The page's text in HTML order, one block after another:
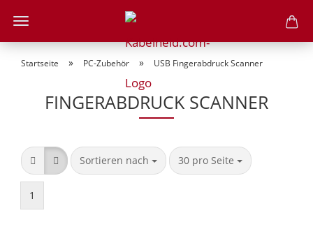
Startseite » PC-Zubehör » USB Fingerabdruck Scanner
FINGERABDRUCK SCANNER
Sortieren nach
Sortieren nach 30 pro Seite
pro Seite
1